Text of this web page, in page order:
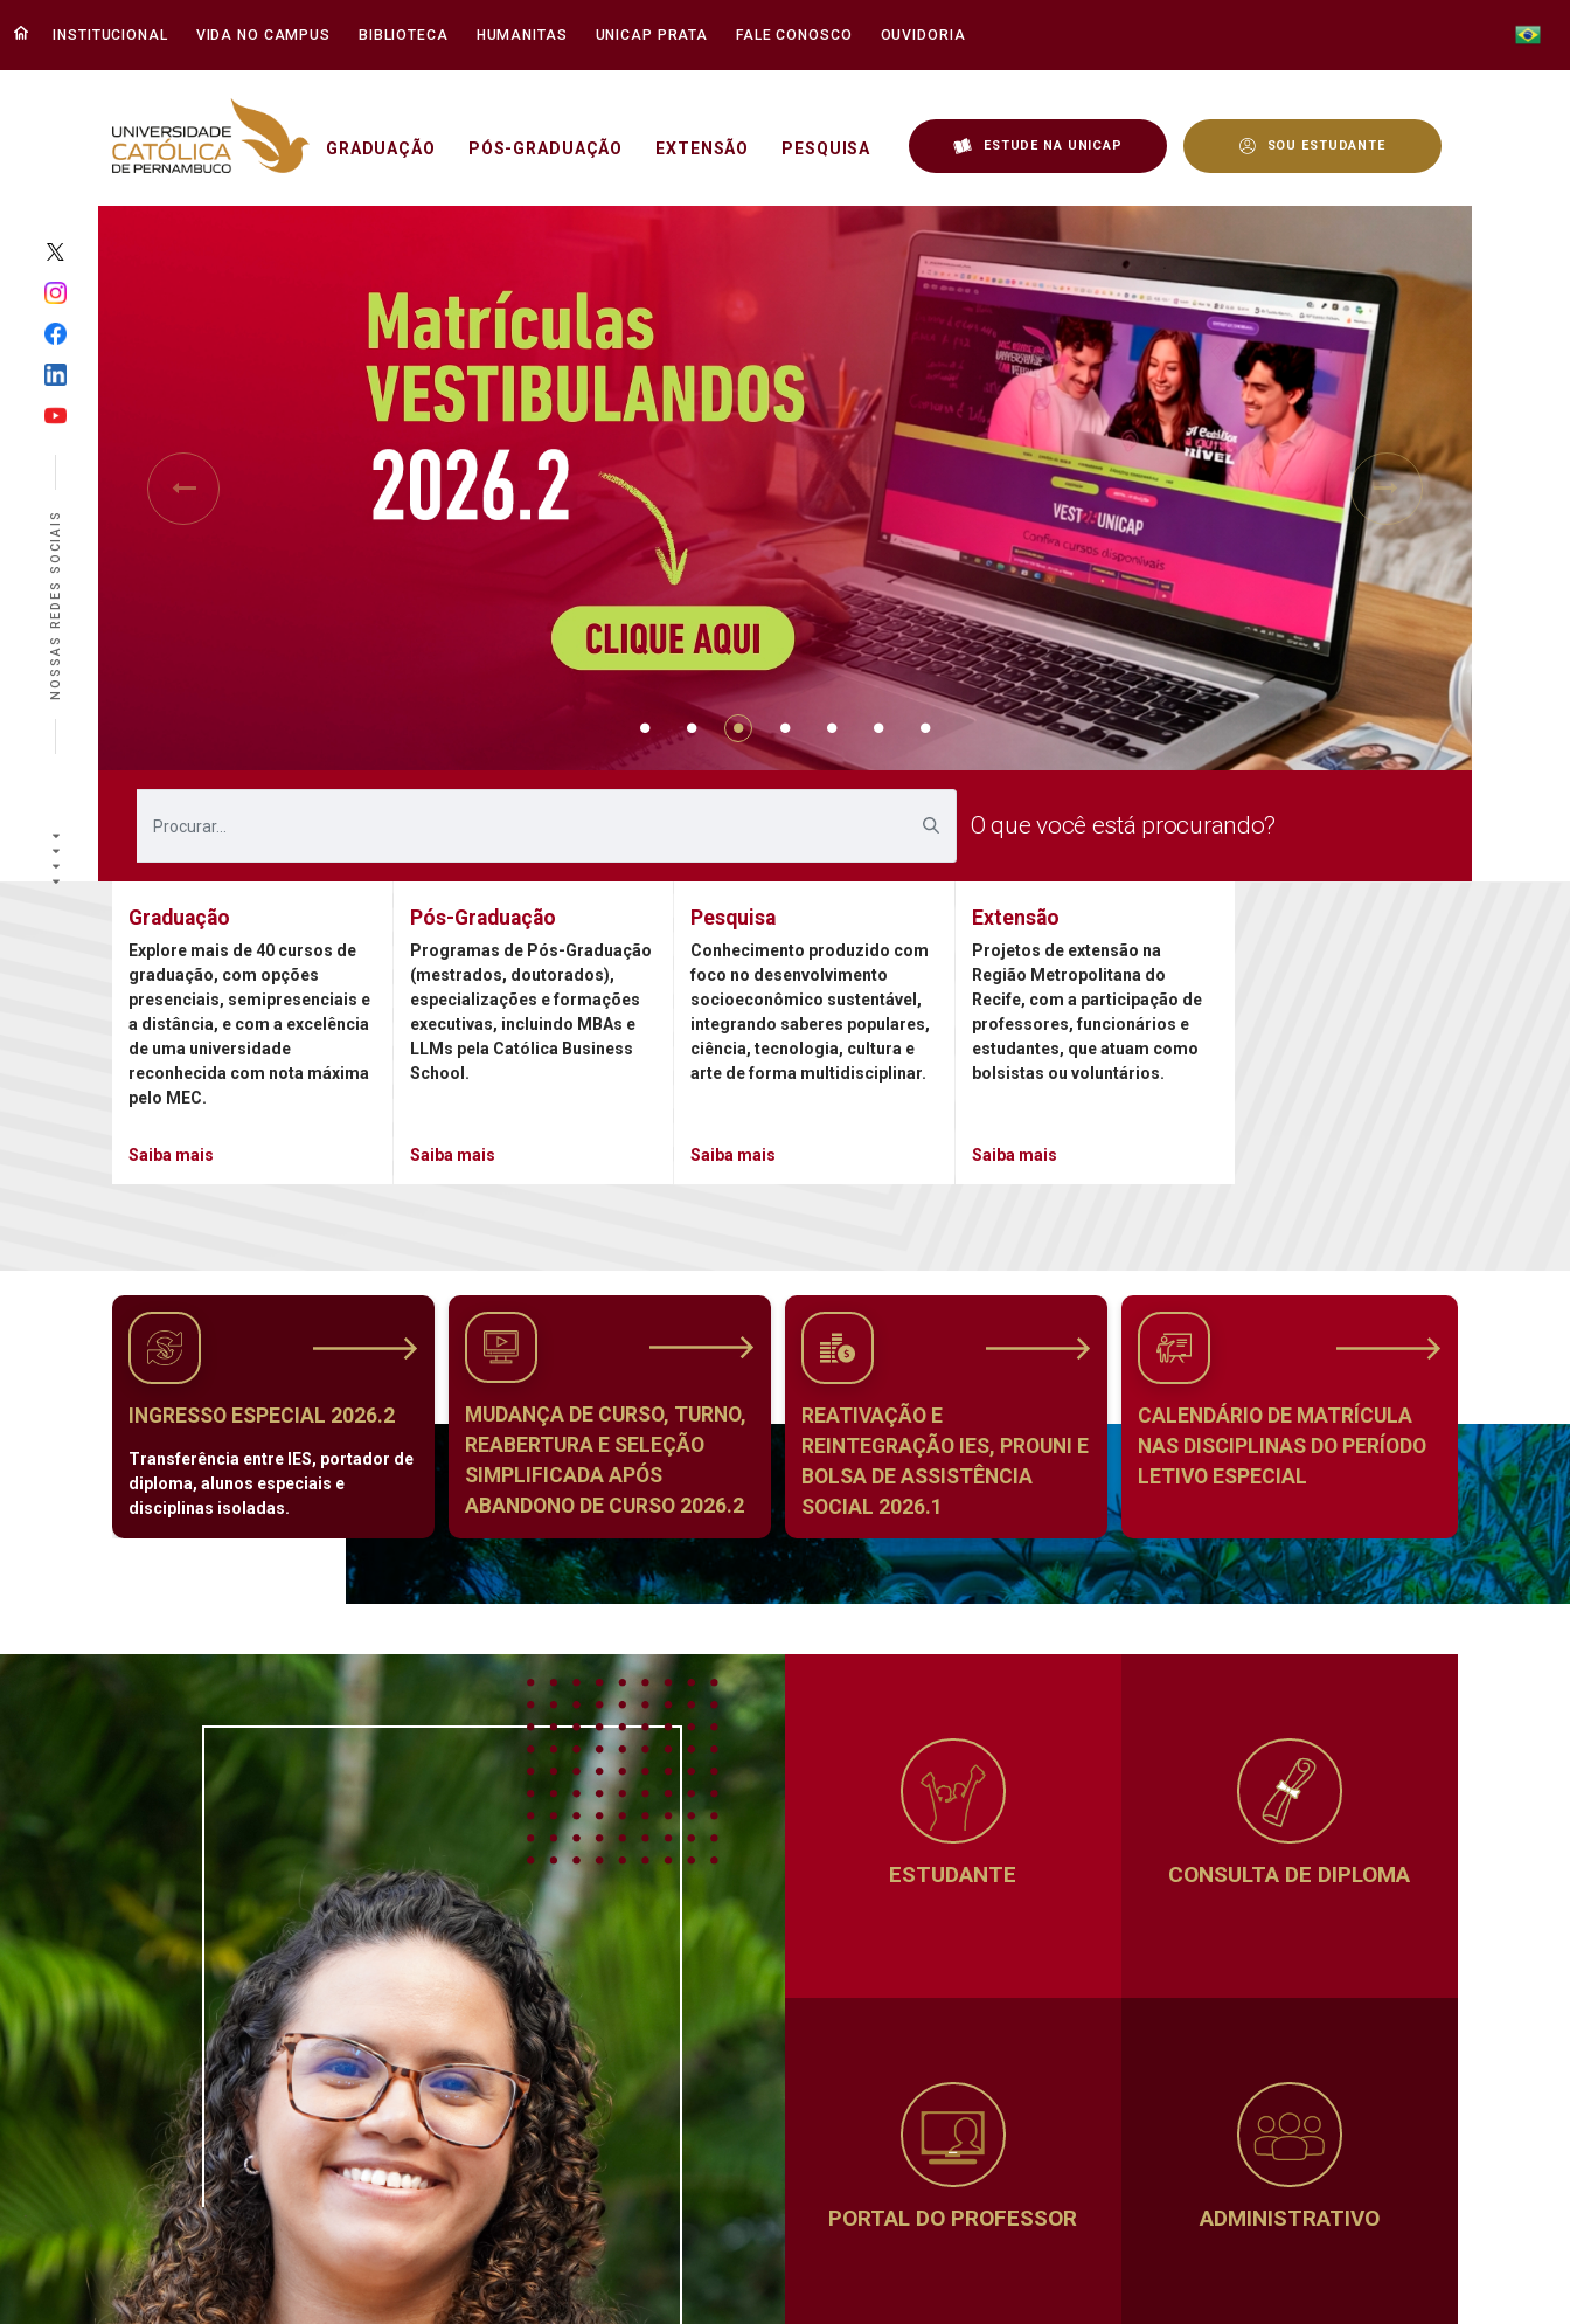
INSTITUCIONAL VIDA NO CAMPUS BIBLIOTECA HUMANITAS UNICAP PRATA FALE CONOSCO OUVIDORIA
GRADUAÇÃO PÓS-GRADUAÇÃO EXTENSÃO PESQUISA ESTUDE NA UNICAP SOU ESTUDANTE
Início - Unicap
NOSSAS REDES SOCIAIS
Previous Next
O que você está procurando?
Graduação
Explore mais de 40 cursos de
graduação, com opções
presenciais, semipresenciais e
a distância, e com a excelência
de uma universidade
reconhecida com nota máxima
pelo MEC.
Saiba mais
Pós-Graduação
Programas de Pós-Graduação
(mestrados, doutorados),
especializações e formações
executivas, incluindo MBAs e
LLMs pela Católica Business
School.
Saiba mais
Pesquisa
Conhecimento produzido com
foco no desenvolvimento
socioeconômico sustentável,
integrando saberes populares,
ciência, tecnologia, cultura e
arte de forma multidisciplinar.
Saiba mais
Extensão
Projetos de extensão na
Região Metropolitana do
Recife, com a participação de
professores, funcionários e
estudantes, que atuam como
bolsistas ou voluntários.
Saiba mais
INGRESSO ESPECIAL 2026.2
Transferência entre IES, portador de
diploma, alunos especiais e
disciplinas isoladas.
MUDANÇA DE CURSO, TURNO,
REABERTURA E SELEÇÃO
SIMPLIFICADA APÓS
ABANDONO DE CURSO 2026.2
REATIVAÇÃO E
REINTEGRAÇÃO IES, PROUNI E
BOLSA DE ASSISTÊNCIA
SOCIAL 2026.1
CALENDÁRIO DE MATRÍCULA
NAS DISCIPLINAS DO PERÍODO
LETIVO ESPECIAL
ESTUDANTE CONSULTA DE DIPLOMA
PORTAL DO PROFESSOR ADMINISTRATIVO